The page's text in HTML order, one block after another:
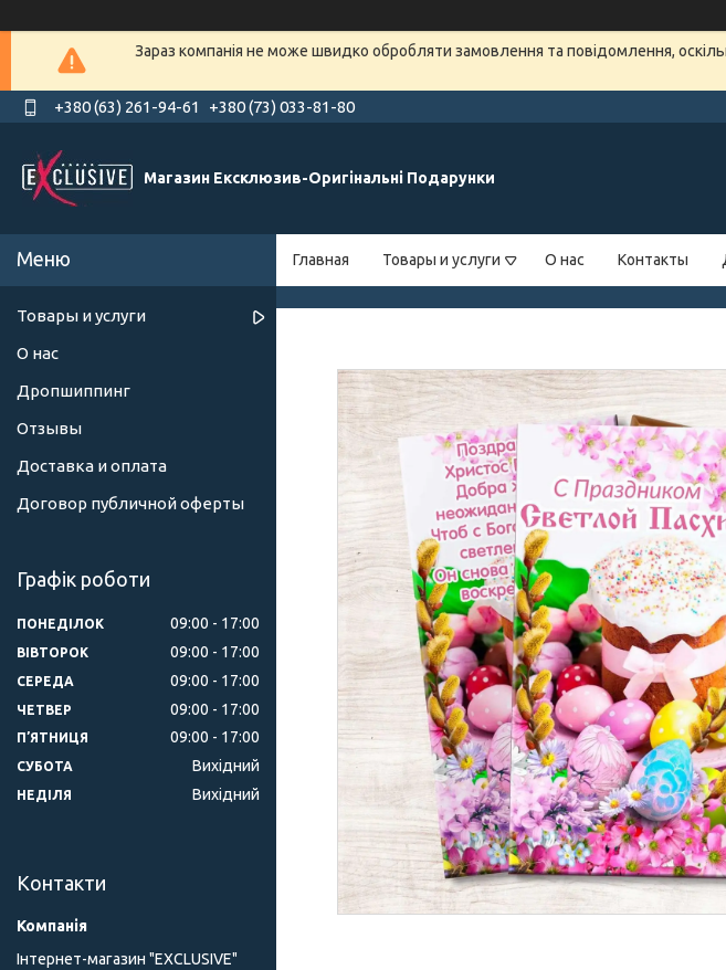
Зараз компанія не може швидко обробляти замовлення та повідомлення,
+380 (63) 261-94-61 +380 (73) 033-81-80
Магазин Ексклюзив-Оригінальні Подарунки
Главная Товары и услуги О нас Контакты
Товары и услуги
О нас
Дропшиппинг
Отзывы
Доставка и оплата
Договор публичной оферты
Графік роботи
ПОНЕДІЛОК 09:00 17:00
ВІВТОРОК 09:00 17:00
СЕРЕДА 09:00 17:00
ЧЕТВЕР 09:00 17:00
ПʼЯТНИЦЯ 09:00 17:00
СУБОТА Вихідний
НЕДІЛЯ Вихідний
Контакти
Інтернет-магазин "ЕXCLUSIVE"